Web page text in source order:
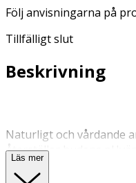
Följ anvisningarna på
Tillfälligt slut
Beskrivning
Naturligt och vårdande
Återställer hudens
rengöring.
Läs mer